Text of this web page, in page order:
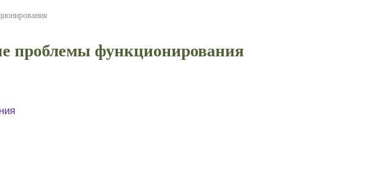
проблемы функционирования